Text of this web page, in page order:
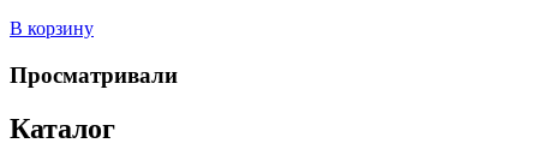
В корзину
Просматривали
Каталог